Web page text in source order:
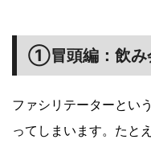
①冒頭編：飲み
ファシリテーターとい
ってしまいます。たと